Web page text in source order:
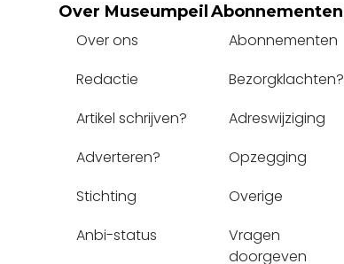
Over Museumpeil
Over ons
Redactie
Artikel schrijven?
Adverteren?
Stichting
Anbi-status
Abonnementen
Abonnementen
Bezorgklachten?
Adreswijziging
Opzegging
Overige
Vragen
doorgeven